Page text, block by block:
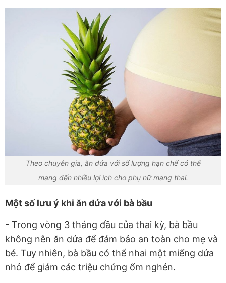
Theo chuyên gia, ăn dứa với số lượng hạn chế có thể
mang đến nhiều lợi ích cho phụ nữ mang thai.
Một số lưu ý khi ăn dứa với bà bầu
- Trong vòng 3 tháng đầu của thai kỳ, bà bầu
không nên ăn dứa để đảm bảo an toàn cho mẹ và
bé. Tuy nhiên, bà bầu có thể nhai một miếng dứa
nhỏ để giảm các triệu chứng ốm nghén.